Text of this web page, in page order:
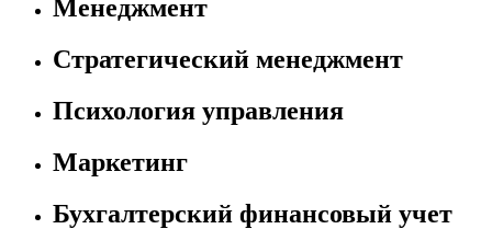
Менеджмент
Стратегический менеджмент
Психология управления
Маркетинг
Бухгалтерский финансовый учет